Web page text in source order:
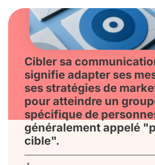
Cibler sa
signifie adapter ses
ses stratégies de
pour atteindre un
spécifique de
généralement appelé
cible".